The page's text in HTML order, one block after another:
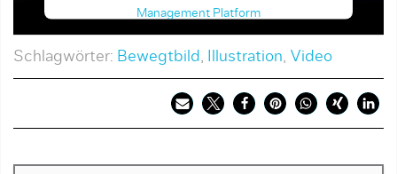
Management Platform
Schlagwörter: Bewegtbild, Illustration, Video